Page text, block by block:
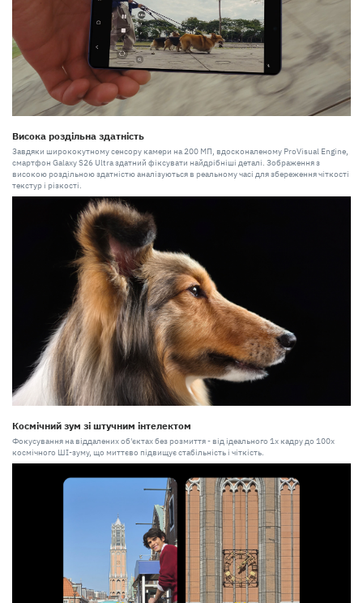
Висока роздільна здатність
Завдяки ширококутному сенсору камери на 200 МП, вдосконаленому ProVisual Engine,
смартфон Galaxy S26 Ultra здатний фіксувати найдрібніші деталі. Зображення з
високою роздільною здатністю аналізуються в реальному часі для збереження чіткості
текстур і різкості.
Космічний зум зі штучним інтелектом
Фокусування на віддалених об'єктах без розмиття - від ідеального 1х кадру до 100х
космічного ШІ-зуму, що миттєво підвищує стабільність і чіткість.